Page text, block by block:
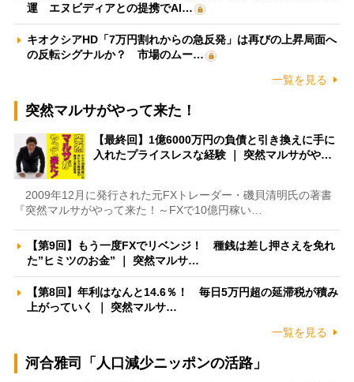
運 エヌビディアとの提携でAI…
キオクシアHD「7万円割れからの急反発」は再びの上昇局面へ
の反転シグナルか？ 市場のムー…
一覧を見る
突然マルサがやって来た！
【最終回】1億6000万円の負債と引き換えに手に
入れたプライスレスな経験 ｜ 突然マルサがや…
2009年12月に発行された元FXトレーダー・磯貝清明氏の著書
『突然マルサがやって来た！～FXで10億円稼い…
【第9回】もう一度FXでリベンジ！ 種銭は差し押さえを免れ
た”ヒミツのお金” ｜ 突然マルサ…
【第8回】年利はなんと14.6％！ 毎日5万円超の延滞税が積み
上がっていく ｜ 突然マルサ…
一覧を見る
河合雅司「人口減少ニッポンの活路」